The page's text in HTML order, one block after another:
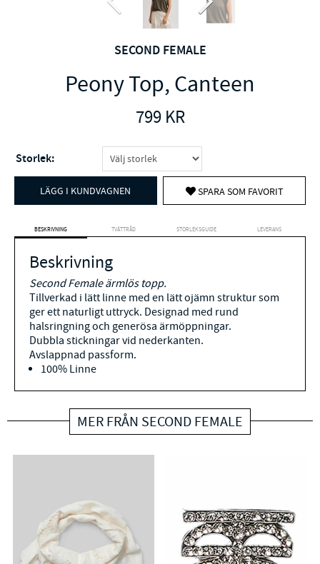
SECOND FEMALE
Peony Top, Canteen
799KR
Storlek:
LÄGG I KUNDVAGNEN SPARA SOM FAVORIT
BESKRIVNING TVÄTTRÅD STORLEKSGUIDE LEVERANS
Beskrivning
Second Female ärmlös topp.
Tillverkad i lätt linne med en lätt ojämn struktur som
ger ett naturligt uttryck. Designad med rund
halsringning och generösa ärmöppningar.
Dubbla stickningar vid nederkanten.
Avslappnad passform.
100% Linne
MER FRÅN SECOND FEMALE